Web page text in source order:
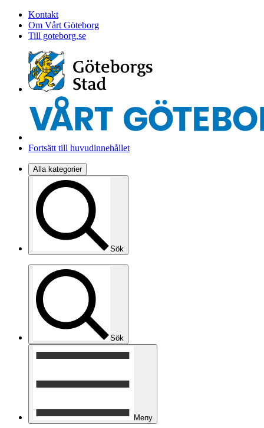
Kontakt
Om Vårt Göteborg
Till goteborg.se
Fortsätt till huvudinnehållet
Alla kategorier
Sök
Sök
Meny